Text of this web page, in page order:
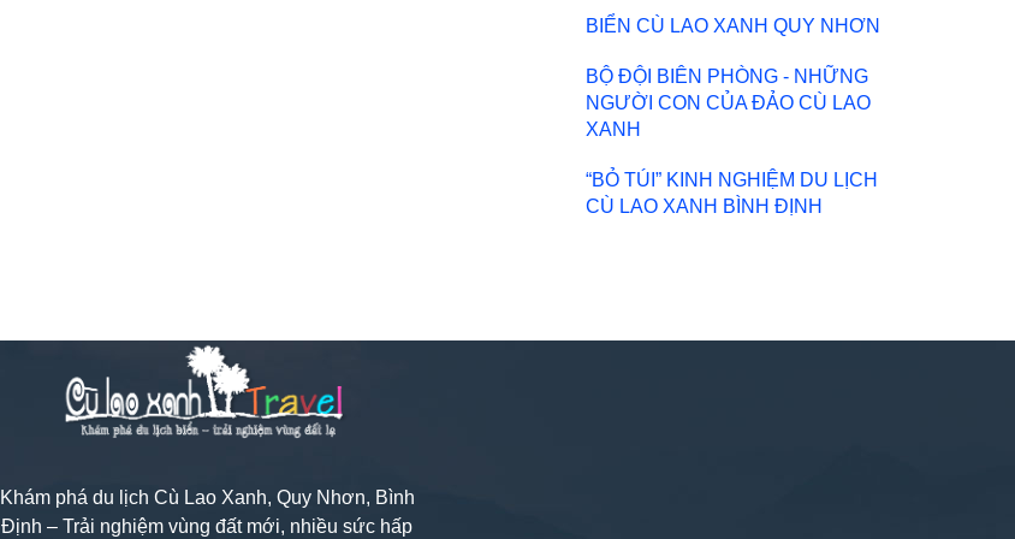
BIỂN CÙ LAO XANH QUY NHƠN
BỘ ĐỘI BIÊN PHÒNG - NHỮNG
NGƯỜI CON CỦA ĐẢO CÙ LAO
XANH
“BỎ TÚI” KINH NGHIỆM DU LỊCH
CÙ LAO XANH BÌNH ĐỊNH
Khám phá du lịch Cù Lao Xanh, Quy Nhơn, Bình
Định – Trải nghiệm vùng đất mới, nhiều sức hấp